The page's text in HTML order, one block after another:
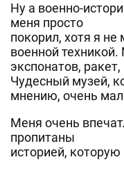
Ну а военно-
меня просто
покорил, хотя я
военной
экспонатов,
Чудесный музей,
мнению, очень
Меня очень
пропитаны
историей,